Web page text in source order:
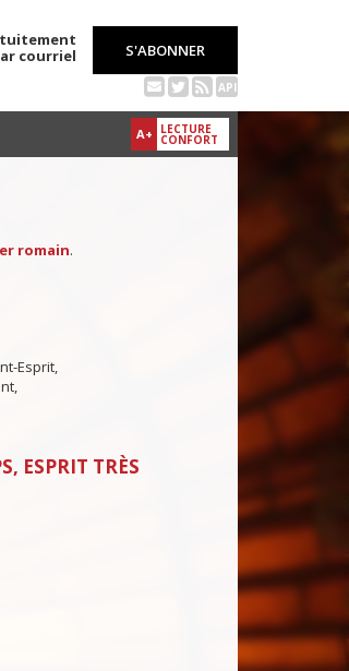
courriel
S'ABONNER
API
A+ LECTURE
CONFORT
romain.
Esprit,
ESPRIT TRÈS